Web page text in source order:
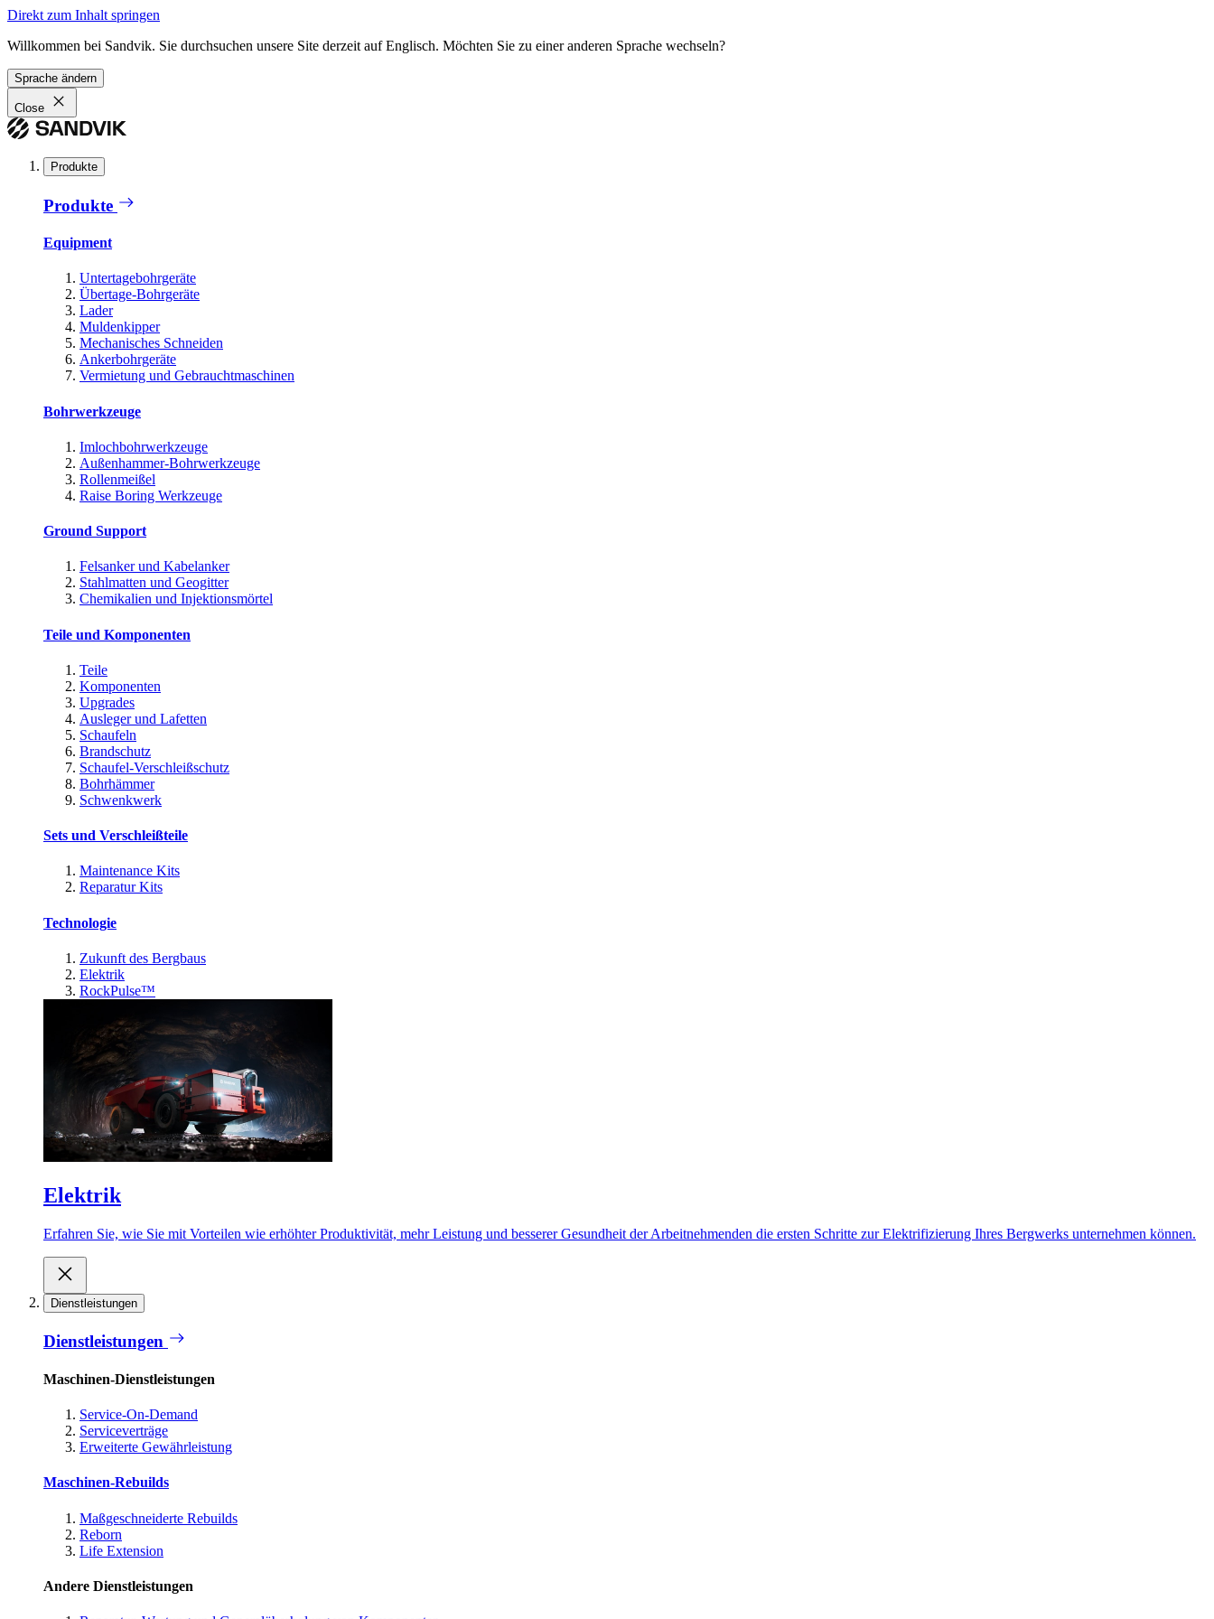
Direkt zum Inhalt springen
Willkommen bei Sandvik. Sie durchsuchen unsere Site derzeit auf Englisch. Möchten Sie zu einer anderen Sprache wechseln?
Sprache ändern
Close
Produkte
Produkte
Equipment
Untertagebohrgeräte
Übertage-Bohrgeräte
Lader
Muldenkipper
Mechanisches Schneiden
Ankerbohrgeräte
Vermietung und Gebrauchtmaschinen
Bohrwerkzeuge
Imlochbohrwerkzeuge
Außenhammer-Bohrwerkzeuge
Rollenmeißel
Raise Boring Werkzeuge
Ground Support
Felsanker und Kabelanker
Stahlmatten und Geogitter
Chemikalien und Injektionsmörtel
Teile und Komponenten
Teile
Komponenten
Upgrades
Ausleger und Lafetten
Schaufeln
Brandschutz
Schaufel-Verschleißschutz
Bohrhämmer
Schwenkwerk
Sets und Verschleißteile
Maintenance Kits
Reparatur Kits
Technologie
Zukunft des Bergbaus
Elektrik
RockPulse™
Elektrik
Erfahren Sie, wie Sie mit Vorteilen wie erhöhter Produktivität, mehr Leistung und besserer Gesundheit der Arbeitnehmenden die ersten Schritte zur Elektrifizierung Ihres Bergwerks unternehmen können.
Dienstleistungen
Dienstleistungen
Maschinen-Dienstleistungen
Service-On-Demand
Serviceverträge
Erweiterte Gewährleistung
Maschinen-Rebuilds
Maßgeschneiderte Rebuilds
Reborn
Life Extension
Andere Dienstleistungen